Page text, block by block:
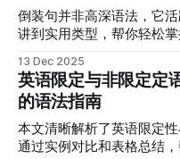
倒装句并非高深语法，它
讲到实用类型，帮你轻松
13 Dec 2025
英语限定与非限定定
的语法指南
本文清晰解析了英语限定
通过实例对比和表格总结